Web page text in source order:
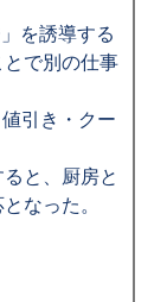
を誘導する
で別の仕事
引き・クー
と、厨房と
なった。